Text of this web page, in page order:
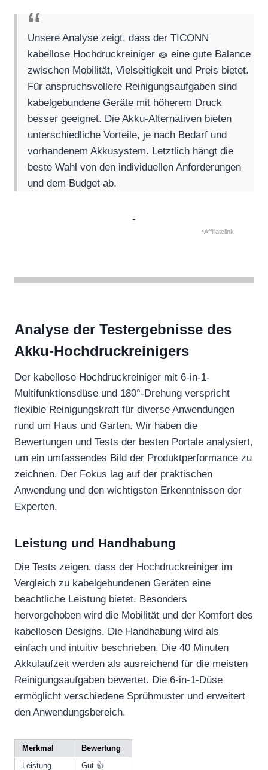
Unsere Analyse zeigt, dass der TICONN
kabellose Hochdruckreiniger 🧽 eine gute Balance
zwischen Mobilität, Vielseitigkeit und Preis bietet.
Für anspruchsvollere Reinigungsaufgaben sind
kabelgebundene Geräte mit höherem Druck
besser geeignet. Die Akku-Alternativen bieten
unterschiedliche Vorteile, je nach Bedarf und
vorhandenem Akkusystem. Letztlich hängt die
beste Wahl von den individuellen Anforderungen
und dem Budget ab.
-
*Affiliatelink
Analyse der Testergebnisse des
Akku-Hochdruckreinigers
Der kabellose Hochdruckreiniger mit 6-in-1-
Multifunktionsdüse und 180°-Drehung verspricht
flexible Reinigungskraft für diverse Anwendungen
rund um Haus und Garten. Wir haben die
Bewertungen und Tests der besten Portale analysiert,
um ein umfassendes Bild der Produktperformance zu
zeichnen. Der Fokus lag auf der praktischen
Anwendung und den wichtigsten Erkenntnissen der
Experten.
Leistung und Handhabung
Die Tests zeigen, dass der Hochdruckreiniger im
Vergleich zu kabelgebundenen Geräten eine
beachtliche Leistung bietet. Besonders
hervorgehoben wird die Mobilität und der Komfort des
kabellosen Designs. Die Handhabung wird als
einfach und intuitiv beschrieben. Die 40 Minuten
Akkulaufzeit werden als ausreichend für die meisten
Reinigungsaufgaben bewertet. Die 6-in-1-Düse
ermöglicht verschiedene Sprühmuster und erweitert
den Anwendungsbereich.
Merkmal
Bewertung
Leistung
Gut 👍